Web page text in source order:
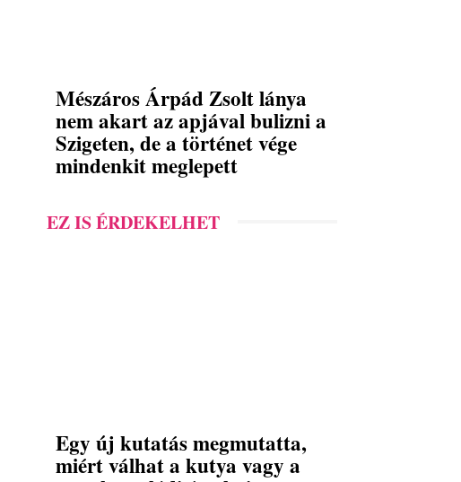
Mészáros Árpád Zsolt lánya
nem akart az apjával bulizni a
Szigeten, de a történet vége
mindenkit meglepett
EZ IS ÉRDEKELHET
Egy új kutatás megmutatta,
miért válhat a kutya vagy a